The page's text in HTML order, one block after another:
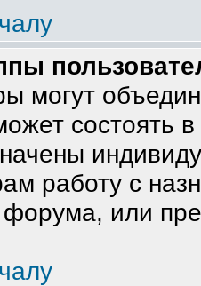
могут
состоять
работу с
или